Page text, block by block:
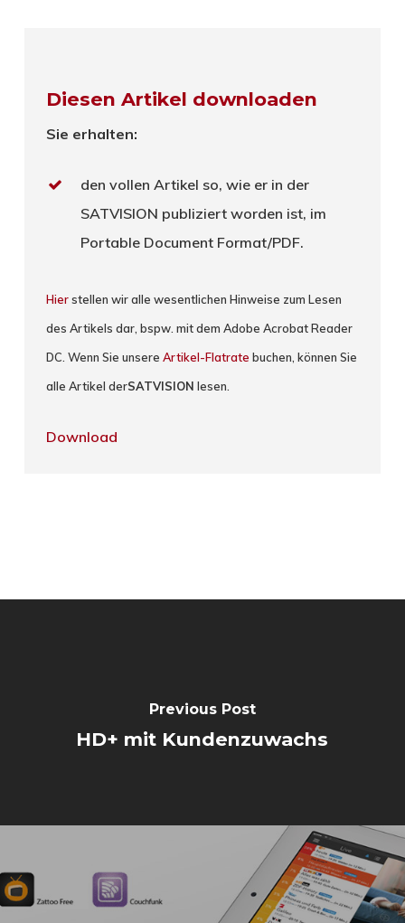
Diesen Artikel downloaden
Sie erhalten:
den vollen Artikel so, wie er in der
SATVISION publiziert worden ist, im
Portable Document Format/PDF.
Hierstellen wir alle wesentlichen Hinweise zum Lesen
des Artikels dar, bspw. mit dem Adobe Acrobat Reader
DC. Wenn Sie unsereArtikel-Flatrate buchen, können Sie
alle Artikel derSATVISION lesen.
Download
Previous Post
HD+ mit Kundenzuwachs